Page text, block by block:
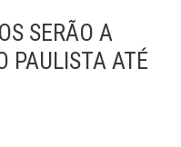
SERÃO A
PAULISTA ATÉ